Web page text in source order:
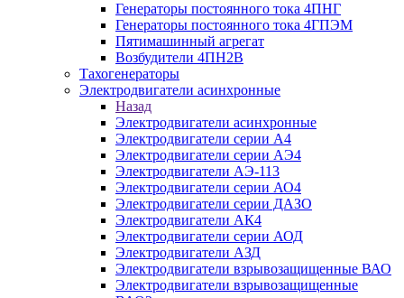
Генераторы постоянного тока 4ПНГ
Генераторы постоянного тока 4ГПЭМ
Пятимашинный агрегат
Возбудители 4ПН2В
Тахогенераторы
Электродвигатели асинхронные
Назад
Электродвигатели асинхронные
Электродвигатели серии А4
Электродвигатели серии АЭ4
Электродвигатели АЭ-113
Электродвигатели серии АО4
Электродвигатели серии ДАЗО
Электродвигатели АК4
Электродвигатели серии АОД
Электродвигатели АЗД
Электродвигатели взрывозащищенные ВАО
Электродвигатели взрывозащищенные